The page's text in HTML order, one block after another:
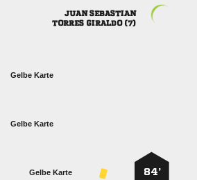
 
  
Gelbe Karte
Gelbe Karte
84’
Gelbe Karte